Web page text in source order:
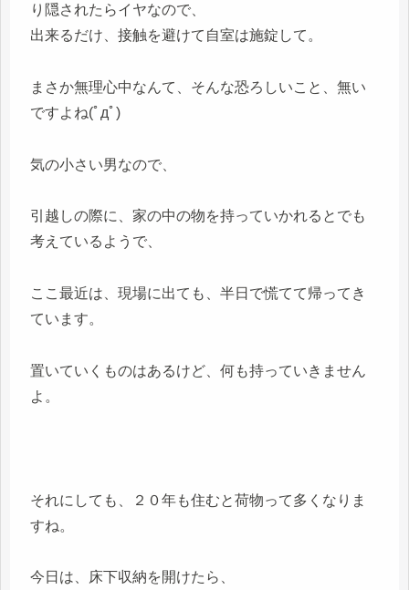
り隠されたらイヤなので、
出来るだけ、接触を避けて自室は施錠して。
まさか無理心中なんて、そんな恐ろしいこと、無い
ですよね(ﾟдﾟ)
気の小さい男なので、
引越しの際に、家の中の物を持っていかれるとでも
考えているようで、
ここ最近は、現場に出ても、半日で慌てて帰ってき
ています。
置いていくものはあるけど、何も持っていきません
よ。
それにしても、２０年も住むと荷物って多くなりま
すね。
今日は、床下収納を開けたら、